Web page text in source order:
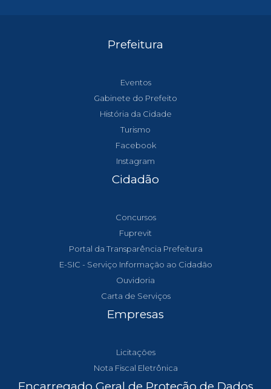
Prefeitura
Eventos
Gabinete do Prefeito
História da Cidade
Turismo
Facebook
Instagram
Cidadão
Concursos
Fuprevit
Portal da Transparência Prefeitura
E-SIC - Serviço Informação ao Cidadão
Ouvidoria
Carta de Serviços
Empresas
Licitações
Nota Fiscal Eletrônica